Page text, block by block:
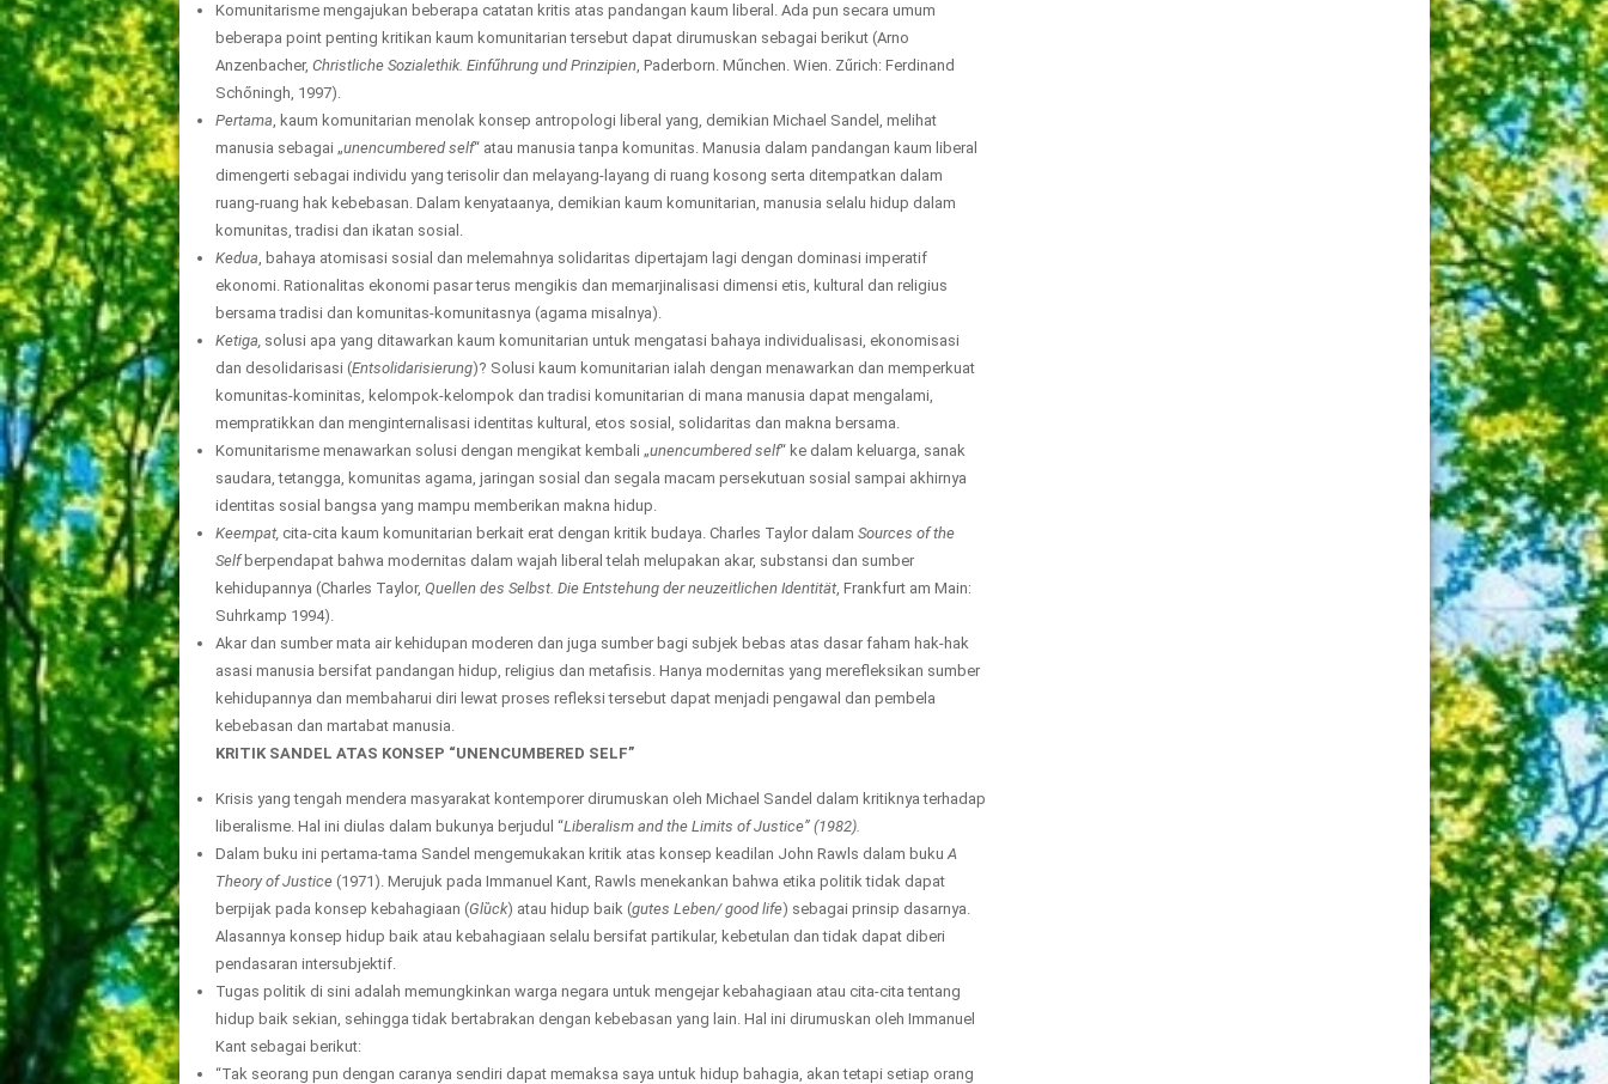
Komunitarisme mengajukan beberapa catatan kritis atas pandangan kaum liberal. Ada pun secara umum
beberapa point penting kritikan kaum komunitarian tersebut dapat dirumuskan sebagai berikut (Arno
Anzenbacher, Christliche Sozialethik. Einfűhrung und Prinzipien, Paderborn. Műnchen. Wien. Zűrich: Ferdinand
Schőningh, 1997).
Pertama, kaum komunitarian menolak konsep antropologi liberal yang, demikian Michael Sandel, melihat
manusia sebagai „unencumbered self“ atau manusia tanpa komunitas. Manusia dalam pandangan kaum liberal
dimengerti sebagai individu yang terisolir dan melayang-layang di ruang kosong serta ditempatkan dalam
ruang-ruang hak kebebasan. Dalam kenyataanya, demikian kaum komunitarian, manusia selalu hidup dalam
komunitas, tradisi dan ikatan sosial.
Kedua, bahaya atomisasi sosial dan melemahnya solidaritas dipertajam lagi dengan dominasi imperatif
ekonomi. Rationalitas ekonomi pasar terus mengikis dan memarjinalisasi dimensi etis, kultural dan religius
bersama tradisi dan komunitas-komunitasnya (agama misalnya).
Ketiga, solusi apa yang ditawarkan kaum komunitarian untuk mengatasi bahaya individualisasi, ekonomisasi
dan desolidarisasi (Entsolidarisierung)? Solusi kaum komunitarian ialah dengan menawarkan dan memperkuat
komunitas-kominitas, kelompok-kelompok dan tradisi komunitarian di mana manusia dapat mengalami,
mempratikkan dan menginternalisasi identitas kultural, etos sosial, solidaritas dan makna bersama.
Komunitarisme menawarkan solusi dengan mengikat kembali „unencumbered self“ ke dalam keluarga, sanak
saudara, tetangga, komunitas agama, jaringan sosial dan segala macam persekutuan sosial sampai akhirnya
identitas sosial bangsa yang mampu memberikan makna hidup.
Keempat, cita-cita kaum komunitarian berkait erat dengan kritik budaya. Charles Taylor dalam Sources of the
Self berpendapat bahwa modernitas dalam wajah liberal telah melupakan akar, substansi dan sumber
kehidupannya (Charles Taylor, Quellen des Selbst. Die Entstehung der neuzeitlichen Identität, Frankfurt am Main:
Suhrkamp 1994).
Akar dan sumber mata air kehidupan moderen dan juga sumber bagi subjek bebas atas dasar faham hak-hak
asasi manusia bersifat pandangan hidup, religius dan metafisis. Hanya modernitas yang merefleksikan sumber
kehidupannya dan membaharui diri lewat proses refleksi tersebut dapat menjadi pengawal dan pembela
kebebasan dan martabat manusia.
KRITIK SANDEL ATAS KONSEP “UNENCUMBERED SELF”
Krisis yang tengah mendera masyarakat kontemporer dirumuskan oleh Michael Sandel dalam kritiknya terhadap
liberalisme. Hal ini diulas dalam bukunya berjudul “Liberalism and the Limits of Justice” (1982).
Dalam buku ini pertama-tama Sandel mengemukakan kritik atas konsep keadilan John Rawls dalam bukuA
Theory of Justice(1971). Merujuk pada Immanuel Kant, Rawls menekankan bahwa etika politik tidak dapat
berpijak pada konsep kebahagiaan (Glȕck) atau hidup baik (gutes Leben/ good life) sebagai prinsip dasarnya.
Alasannya konsep hidup baik atau kebahagiaan selalu bersifat partikular, kebetulan dan tidak dapat diberi
pendasaran intersubjektif.
Tugas politik di sini adalah memungkinkan warga negara untuk mengejar kebahagiaan atau cita-cita tentang
hidup baik sekian, sehingga tidak bertabrakan dengan kebebasan yang lain. Hal ini dirumuskan oleh Immanuel
Kant sebagai berikut:
“Tak seorang pun dengan caranya sendiri dapat memaksa saya untuk hidup bahagia, akan tetapi setiap orang